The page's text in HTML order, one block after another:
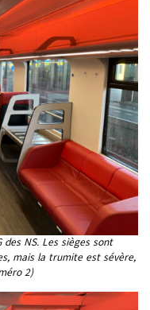
NS. Les sièges sont
mais la trumite est sévère,
2)